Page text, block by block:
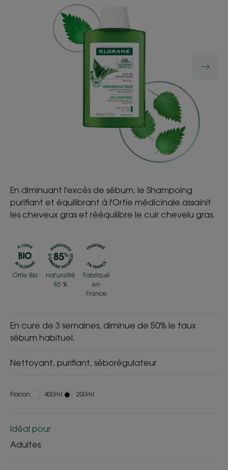
En diminuant l'excès de sébum, le Shampoing
purifiant et équilibrant à l'Ortie médicinale assainit
les cheveux gras et rééquilibre le cuir chevelu gras.
Ortie Bio
naturalité
85 %
Fabriqué
en
France
En cure de 3 semaines, diminue de 50% le taux
sébum habituel.
Nettoyant, purifiant, séborégulateur
Flacon Flacon
400ml Flacon
200ml
Idéal pour
Adultes